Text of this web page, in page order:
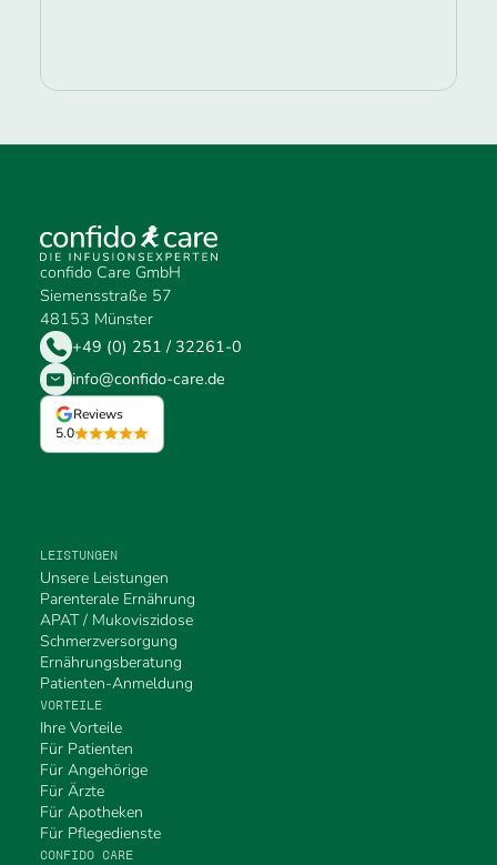
confido Care GmbH
Siemensstraße 57
48153 Münster
+49 (0) 251 / 32261-0
info@confido-care.de
Reviews
5.0
LEISTUNGEN
Unsere Leistungen
Parenterale Ernährung
APAT / Mukoviszidose
Schmerzversorgung
Ernährungsberatung
Patienten-Anmeldung
VORTEILE
Ihre Vorteile
Für Patienten
Für Angehörige
Für Ärzte
Für Apotheken
Für Pflegedienste
CONFIDO CARE